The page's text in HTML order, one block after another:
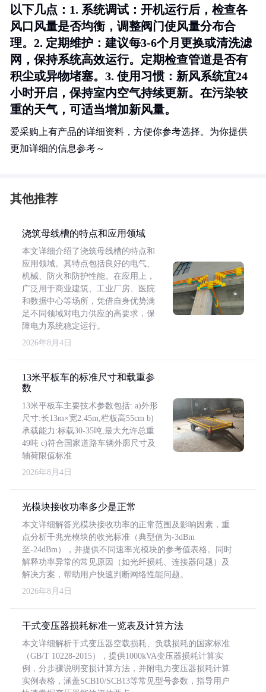
以下几点：1. 系统调试 ：开机运行后，检查各
风口风量是否均衡，调整阀门使风量分布合
理。2. 定期维护 ：建议每3-6个月更换或清洗滤
网，保持系统高效运行。定期检查管道是否有
积尘或异物堵塞。3. 使用习惯：新风系统宜24
小时开启，保持室内空气持续更新。在污染较
重的天气，可适当增加新风量。
爱采购上有产品的详细资料，方便你参考选择。为你提供
更加详细的信息参考～
其他推荐
浇筑母线槽的特点和应用领域
本文详细介绍了浇筑母线槽的特点和
应用领域。其特点包括良好的电气、
机械、防火和防护性能。在应用上，
广泛用于商业建筑、工业厂房、医院
和数据中心等场所，凭借自身优势满
足不同领域对电力供应的高要求，保
障电力系统稳定运行。
2026年8月4日
13米平板车的标准尺寸和载重参
数
13米平板车主要技术参数包括: a)外形
尺寸:长13m×宽2.45m,栏板高55cm b)
承载能力:标载30-35吨,最大允许总重
49吨 c)符合国家道路车辆外廓尺寸及
轴荷限值标准
2026年8月4日
光模块接收功率多少是正常
本文详细解答光模块接收功率的正常范围及影响因素，重
点分析千兆光模块的收光标准（典型值为-3dBm
至-24dBm），并提供不同速率光模块的参考值表格。同时
解释功率异常的常见原因（如光纤损耗、连接器问题）及
解决方案，帮助用户快速判断网络性能问题。
2026年8月4日
干式变压器损耗标准一览表及计算方法
本文详细解析干式变压器空载损耗、负载损耗的国家标准
（GB/T 10228-2015），提供1000kVA变压器损耗计算实
例，分步骤说明变损计算方法，并附电力变压器损耗计算
实例表格，涵盖SCB10/SCB13等常见型号参数，指导用户